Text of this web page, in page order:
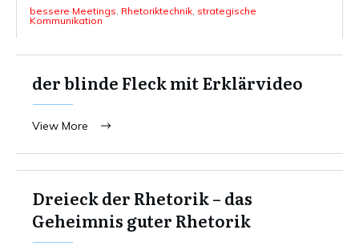
bessere Meetings Rhetoriktechnik strategische
Kommunikation
der blinde Fleck mit Erklärvideo
View More
Dreieck der Rhetorik – das
Geheimnis guter Rhetorik